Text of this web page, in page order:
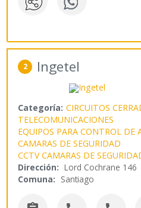
2 Ingetel
Categoría: CIRCUITOS
TELECOMUNICACIONES
EQUIPOS PARA CONTROL DE
CAMARAS DE SEGURIDAD
CCTV CAMARAS DE
Dirección: Lord Cochrane 146
Comuna: Santiago